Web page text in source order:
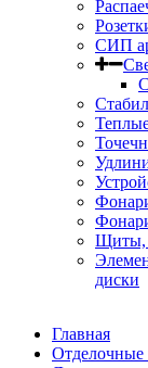
СИП
Щиты,
диски
Главная
Отделочные